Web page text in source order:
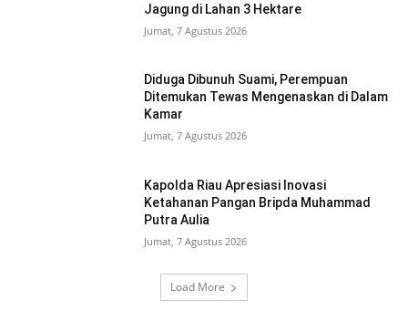
Jagung di Lahan 3 Hektare
Jumat, 7 Agustus 2026
Diduga Dibunuh Suami, Perempuan
Ditemukan Tewas Mengenaskan di Dalam
Kamar
Jumat, 7 Agustus 2026
Kapolda Riau Apresiasi Inovasi
Ketahanan Pangan Bripda Muhammad
Putra Aulia
Jumat, 7 Agustus 2026
Load More